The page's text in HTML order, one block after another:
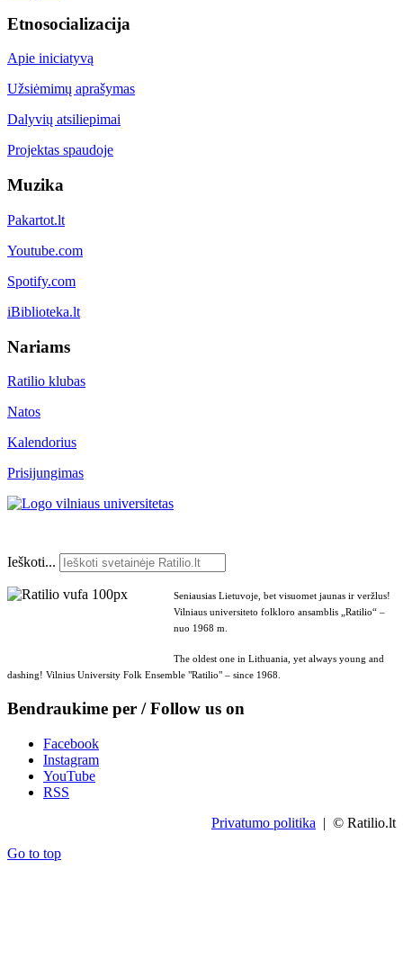
Etnosocializacija
Apie iniciatyvą
Užsiėmimų aprašymas
Dalyvių atsiliepimai
Projektas spaudoje
Muzika
Pakartot.lt
Youtube.com
Spotify.com
iBiblioteka.lt
Nariams
Ratilio klubas
Natos
Kalendorius
Prisijungimas
Ieškoti...
Seniausias Lietuvoje, bet visuomet jaunas ir veržlus!
Vilniaus universiteto folkloro ansamblis „Ratilio“ –
nuo 1968 m.
The oldest one in Lithuania, yet always young and
dashing! Vilnius University Folk Ensemble "Ratilio" – since 1968.
Bendraukime per / Follow us on
Facebook
Instagram
YouTube
RSS
Privatumo politika | © Ratilio.lt
Go to top